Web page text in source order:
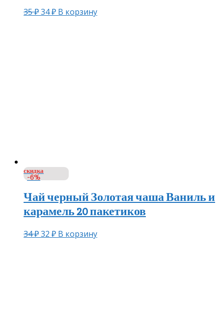
35₽34₽ В корзину
скидка
-6%
Чай черный Золотая чаша Ваниль и
карамель 20 пакетиков
34₽32 ₽ В корзину